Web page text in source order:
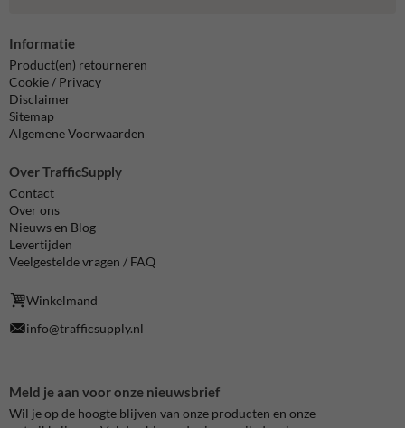
Informatie
Product(en) retourneren
Cookie / Privacy
Disclaimer
Sitemap
Algemene Voorwaarden
Over TrafficSupply
Contact
Over ons
Nieuws en Blog
Levertijden
Veelgestelde vragen / FAQ
Winkelmand
info@trafficsupply.nl
Meld je aan voor onze nieuwsbrief
Wil je op de hoogte blijven van onze producten en onze